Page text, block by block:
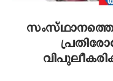
സംസ്ഥാനത്തെ